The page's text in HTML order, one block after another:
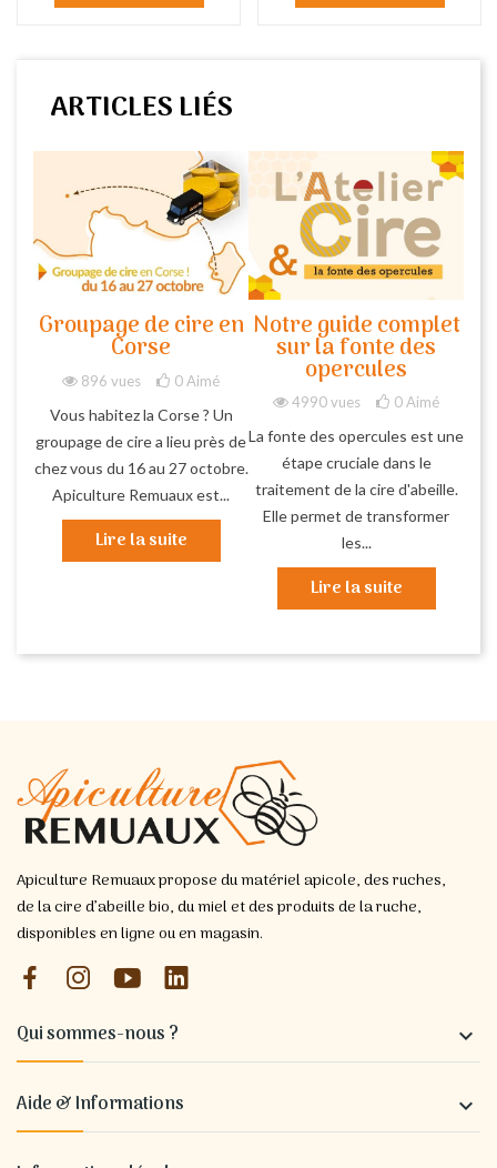
ARTICLES LIÉS
Groupage de cire en
Corse
896 vues 0Aimé
Vous habitez la Corse ? Un
groupage de cire a lieu près de
chez vous du 16 au 27 octobre.
Apiculture Remuaux est...
Lire la suite
Notre guide complet
sur la fonte des
opercules
4990 vues 0Aimé
La fonte des opercules est une
étape cruciale dans le
traitement de la cire d'abeille.
Elle permet de transformer
les...
Lire la suite
Apiculture Remuaux propose du matériel apicole, des ruches,
de la cire d’abeille bio, du miel et des produits de la ruche,
disponibles en ligne ou en magasin.
Qui sommes-nous ? 
Aide & Informations 